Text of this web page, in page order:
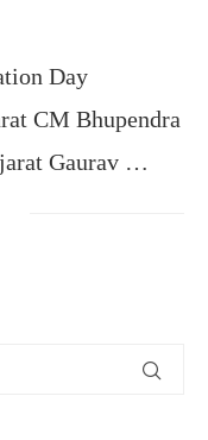
Day
CM Bhupendra
Gaurav …